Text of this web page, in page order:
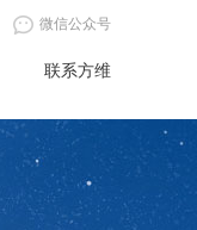
微信公众号
联系方维